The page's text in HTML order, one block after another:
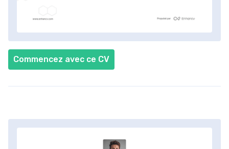
Commencez avec ce CV